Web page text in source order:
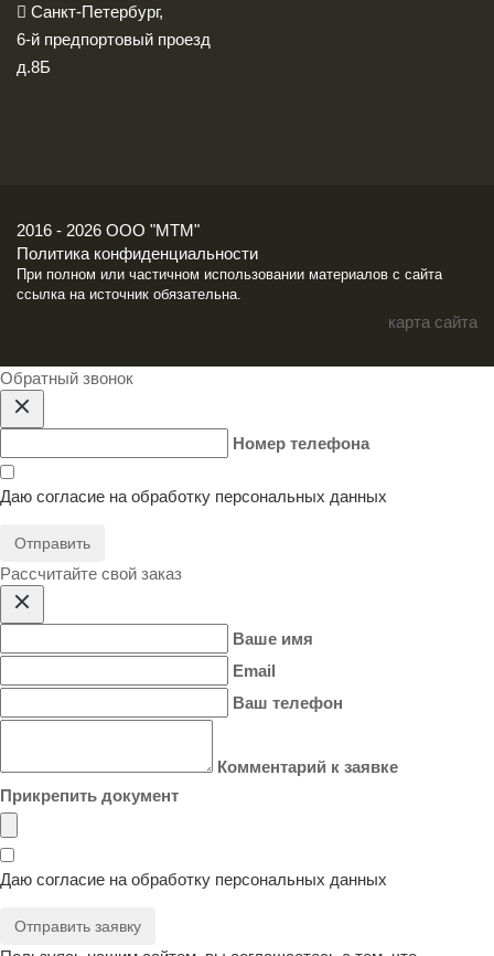
Санкт-Петербург,
6-й предпортовый проезд
д.8Б
2016 - 2026 ООО "МТМ"
Политика конфиденциальности
При полном или частичном использовании материалов с сайта
ссылка на источник обязательна.
карта сайта
Обратный звонок
Номер телефона
Даю согласие на обработку персональных данных
Отправить
Расcчитайте свой заказ
Ваше имя
Email
Ваш телефон
Комментарий к заявке
Прикрепить документ
Даю согласие на обработку персональных данных
Отправить заявку